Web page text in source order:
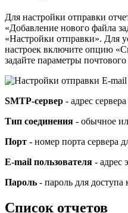
Для настройки отправки
«Добавление нового файла
«Настройки отправки». Для
настроек включите опцию
задайте параметры почтового
SMTP-сервер - адрес
Тип соединения - обычное
Порт - номер порта сервера
E-mail пользователя - адрес
Пароль - пароль для доступа
Список отчетов